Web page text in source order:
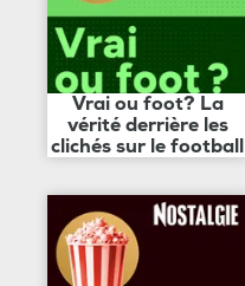
Vrai ou foot? La
vérité derrière les
clichés sur le football